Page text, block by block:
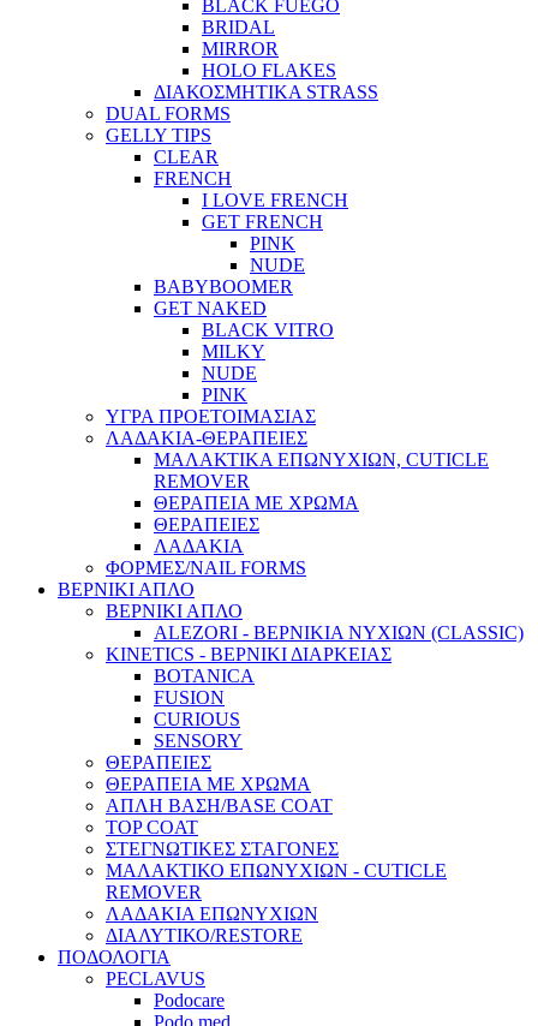
BLACK FUEGO
BRIDAL
MIRROR
HOLO FLAKES
ΔΙΑΚΟΣΜΗΤΙΚΑ STRASS
DUAL FORMS
GELLY TIPS
CLEAR
FRENCH
I LOVE FRENCH
GET FRENCH
PINK
NUDE
BABYBOOMER
GET NAKED
BLACK VITRO
MILKY
NUDE
PINK
ΥΓΡΑ ΠΡΟΕΤΟΙΜΑΣΙΑΣ
ΛΑΔΑΚΙΑ-ΘΕΡΑΠΕΙΕΣ
ΜΑΛΑΚΤΙΚΑ ΕΠΩΝΥΧΙΩΝ, CUTICLE
REMOVER
ΘΕΡΑΠΕΙΑ ΜΕ ΧΡΩΜΑ
ΘΕΡΑΠΕΙΕΣ
ΛΑΔΑΚΙΑ
ΦΟΡΜΕΣ/NAIL FORMS
ΒΕΡΝΙΚΙ ΑΠΛΟ
ΒΕΡΝΙΚΙ ΑΠΛΟ
ALEZORI - ΒΕΡΝΙΚΙΑ ΝΥΧΙΩΝ (CLASSIC)
KINETICS - ΒΕΡΝΙΚΙ ΔΙΑΡΚΕΙΑΣ
BOTANICA
FUSION
CURIOUS
SENSORY
ΘΕΡΑΠΕΙΕΣ
ΘΕΡΑΠΕΙΑ ΜΕ ΧΡΩΜΑ
ΑΠΛΗ ΒΑΣΗ/BASE COAT
TOP COAT
ΣΤΕΓΝΩΤΙΚΕΣ ΣΤΑΓΟΝΕΣ
ΜΑΛΑΚΤΙΚΟ ΕΠΩΝΥΧΙΩΝ - CUTICLE
REMOVER
ΛΑΔΑΚΙΑ ΕΠΩΝΥΧΙΩΝ
ΔΙΑΛΥΤΙΚΟ/RESTORE
ΠΟΔΟΛΟΓΙΑ
PECLAVUS
Podocare